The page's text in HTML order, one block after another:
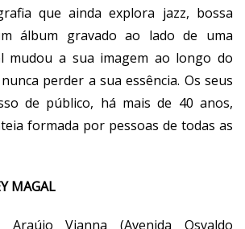
que ainda explora jazz, bossa
álbum gravado ao lado de uma
mudou a sua imagem ao longo do
perder a sua essência. Os seus
de público, há mais de 40 anos,
formada por pessoas de todas as
MAGAL
Araújo Vianna (Avenida Osvaldo